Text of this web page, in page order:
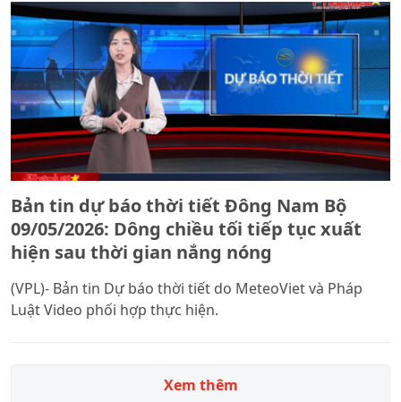
Bản tin dự báo thời tiết Đông Nam Bộ
09/05/2026: Dông chiều tối tiếp tục xuất
hiện sau thời gian nắng nóng
(VPL)- Bản tin Dự báo thời tiết do MeteoViet và Pháp
Luật Video phối hợp thực hiện.
Xem thêm